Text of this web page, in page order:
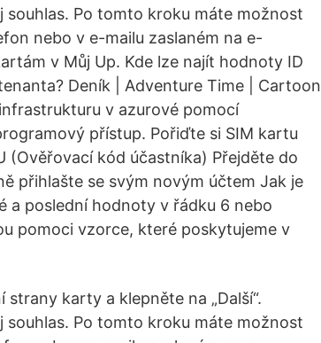
Po tomto kroku máte možnost
nebo v e-mailu zaslaném na e-
v Můj Up. Kde lze najít hodnoty ID
Deník | Adventure Time | Cartoon
v azurové pomocí
přístup. Pořiďte si SIM kartu
(Ověřovací kód účastníka) Přejděte do
přihlašte se svým novým účtem Jak je
a poslední hodnoty v řádku 6 nebo
pomoci vzorce, které poskytujeme v
karty a klepněte na „Další“.
Po tomto kroku máte možnost